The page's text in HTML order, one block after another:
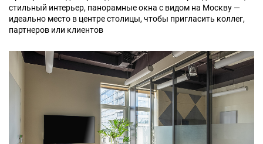
стильный интерьер, панорамные окна с видом на Москву —
идеально место в центре столицы, чтобы пригласить коллег,
партнеров или клиентов